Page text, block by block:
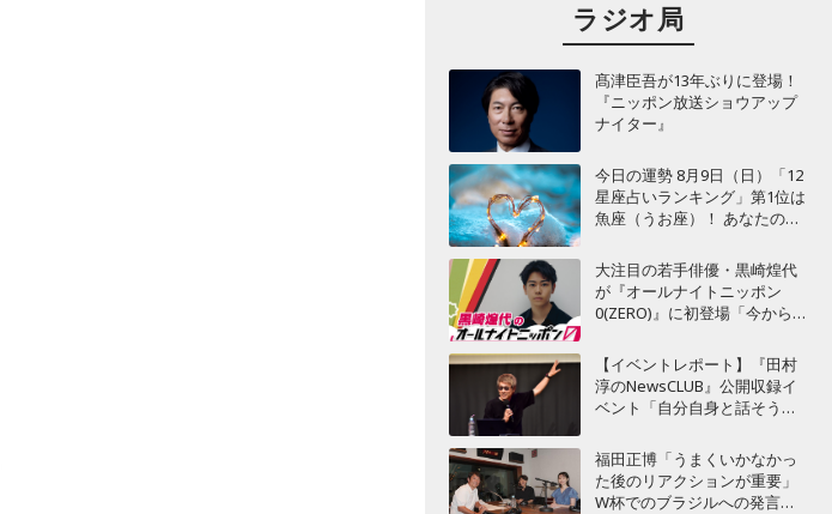
ラジオ局
髙津臣吾が13年ぶりに登場！
『ニッポン放送ショウアップ
ナイター』
今日の運勢 8月9日（日）「12
星座占いランキング」第1位は
魚座（うお座）！ あなたの星
大注目の若手俳優・黒崎煌代
が『オールナイトニッポン
0(ZERO)』に初登場「今からと
す！」
【イベントレポート】『田村
淳のNewsCLUB』公開収録イ
ベント「自分自身と話そうの
に“人生の最後に流したい
曲”などをテーマにトーク
福田正博「うまくいかなかっ
た後のリアクションが重要」
W杯でのブラジルへの発言が